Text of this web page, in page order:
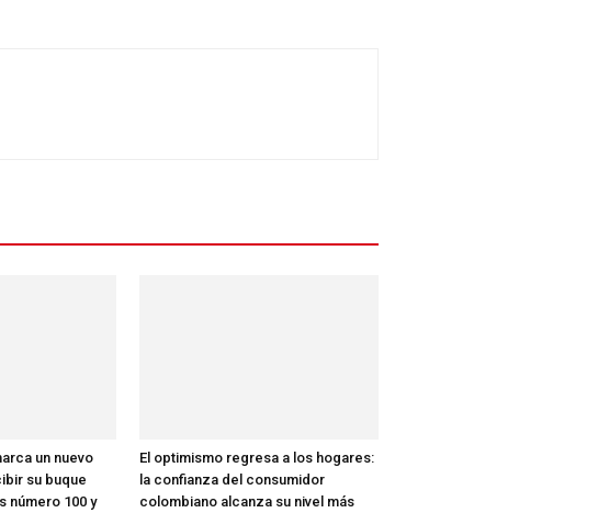
un nuevo
su buque
número 100 y
El optimismo regresa a los hogares:
la confianza del consumidor
colombiano alcanza su nivel más